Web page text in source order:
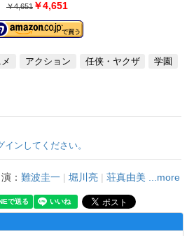
￥4,651 ￥4,651
アクション 任侠・ヤクザ 学園
ンしてください。
： 難波圭一 | 堀川亮 | 荘真由美 ...more